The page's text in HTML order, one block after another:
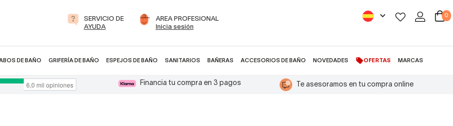
SERVICIO DE
AYUDA
AREA PROFESIONAL
Inicia sesión
0
DE BAÑO GRIFERÍA DE BAÑO ESPEJOS DE BAÑO SANITARIOS BAÑERAS ACCESORIOS DE BAÑO NOVEDADES OFERTAS MARCAS
Financia tu compra en 3 pagos Te asesoramos en tu compra online